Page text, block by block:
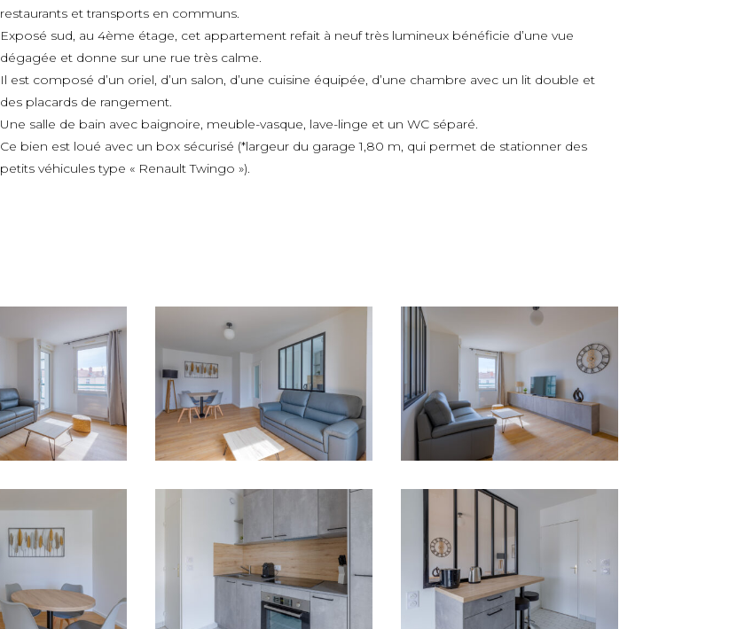
restaurants et transports en communs.
Exposé sud, au 4ème étage, cet appartement refait à neuf très lumineux bénéficie d’une vue
dégagée et donne sur une rue très calme.
Il est composé d’un oriel, d’un salon, d’une cuisine équipée, d’une chambre avec un lit double et
des placards de rangement.
Une salle de bain avec baignoire, meuble-vasque, lave-linge et un WC séparé.
Ce bien est loué avec un box sécurisé (*largeur du garage 1,80 m, qui permet de stationner des
petits véhicules type « Renault Twingo »).